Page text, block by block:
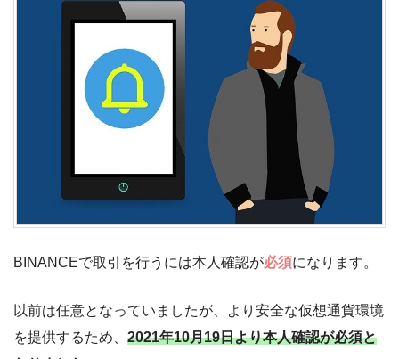
BINANCEで取引を行うには本人確認が必須になります。
以前は任意となっていましたが、より安全な仮想通貨環境
を提供するため、 2021年10月19日より本人確認が必須と